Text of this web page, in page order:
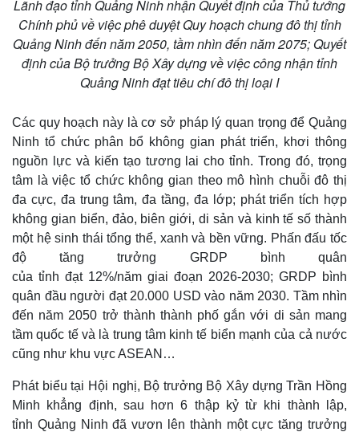
Lãnh đạo tỉnh Quảng Ninh nhận Quyết định của Thủ tướng
Chính phủ về việc phê duyệt Quy hoạch chung đô thị tỉnh
Quảng Ninh đến năm 2050, tầm nhìn đến năm 2075; Quyết
định của Bộ trưởng Bộ Xây dựng về việc công nhận tỉnh
Quảng Ninh đạt tiêu chí đô thị loại I
Các quy hoạch này là cơ sở pháp lý quan trọng để Quảng
Ninh tổ chức phân bổ không gian phát triển, khơi thông
nguồn lực và kiến tạo tương lai cho tỉnh. Trong đó, trọng
tâm là việc tổ chức không gian theo mô hình chuỗi đô thị
đa cực, đa trung tâm, đa tầng, đa lớp; phát triển tích hợp
không gian biển, đảo, biên giới, di sản và kinh tế số thành
một hệ sinh thái tổng thể, xanh và bền vững. Phấn đấu tốc
độ tăng trưởng GRDP bình quân
của tỉnh đạt 12%/năm giai đoạn 2026-2030; GRDP bình
quân đầu người đạt 20.000 USD vào năm 2030. Tầm nhìn
đến năm 2050 trở thành thành phố gắn với di sản mang
tầm quốc tế và là trung tâm kinh tế biển mạnh của cả nước
cũng như khu vực ASEAN…
Phát biểu tại Hội nghị, Bộ trưởng Bộ Xây dựng Trần Hồng
Minh khẳng định, sau hơn 6 thập kỷ từ khi thành lập,
tỉnh Quảng Ninh đã vươn lên thành một cực tăng trưởng